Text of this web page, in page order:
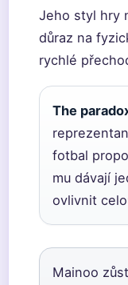
Jeho styl hry
důraz na
rychlé
The
fotbal
mu dávají
ovlivnit
Mainoo